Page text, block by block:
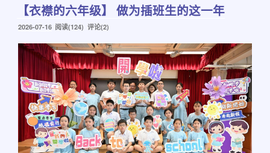
【衣襟的六年级】 做为插班生的这一年
发
于
2026-07-16 阅读(124) 评论(2)